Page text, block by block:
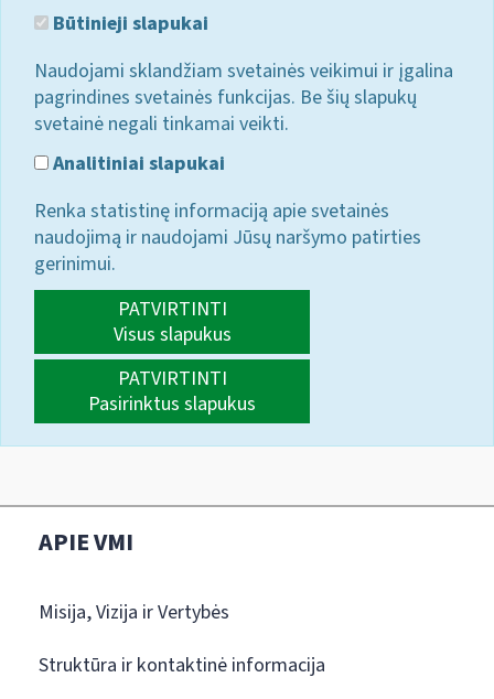
Būtinieji slapukai
Naudojami sklandžiam svetainės veikimui ir įgalina
pagrindines svetainės funkcijas. Be šių slapukų
svetainė negali tinkamai veikti.
Analitiniai slapukai
Renka statistinę informaciją apie svetainės
naudojimą ir naudojami Jūsų naršymo patirties
gerinimui.
PATVIRTINTI
Visus slapukus
PATVIRTINTI
Pasirinktus slapukus
APIE VMI
Misija, Vizija ir Vertybės
Struktūra ir kontaktinė informacija